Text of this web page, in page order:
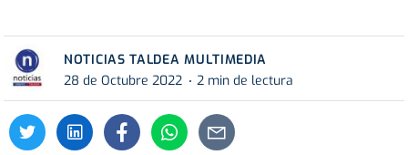
NOTICIAS TALDEA MULTIMEDIA
28 de Octubre 2022
2 min de lectura